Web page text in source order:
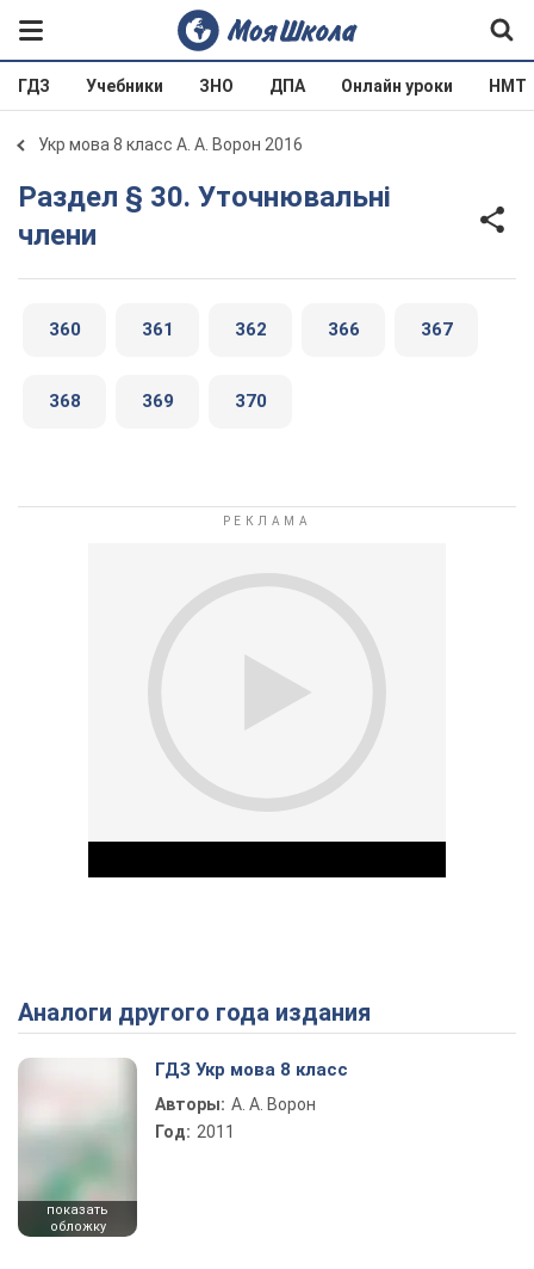
ГДЗ Учебники ЗНО ДПА Онлайн уроки НМТ
Укр мова 8 класс А. А. Ворон 2016
Раздел § 30. Уточнювальні
члени
360 361 362 366 367
368 369 370
Play Video
Аналоги другого года издания
показать
обложку
ГДЗ Укр мова 8 класс
Авторы: А. А. Ворон
Год: 2011